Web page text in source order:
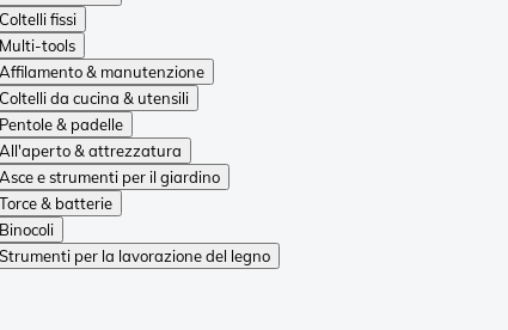
Coltelli fissi
Multi-tools
Affilamento & manutenzione
Coltelli da cucina & utensili
Pentole & padelle
All'aperto & attrezzatura
Asce e strumenti per il giardino
Torce & batterie
Binocoli
Strumenti per la lavorazione del legno